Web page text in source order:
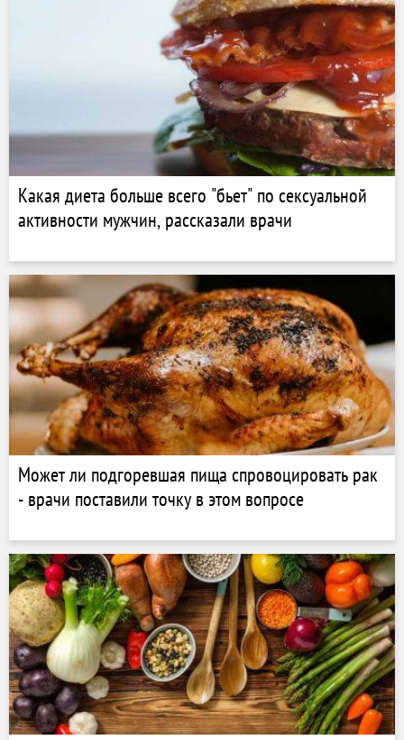
Какая диета больше всего "бьет" по сексуальной
активности мужчин, рассказали врачи
Может ли подгоревшая пища спровоцировать рак
- врачи поставили точку в этом вопросе